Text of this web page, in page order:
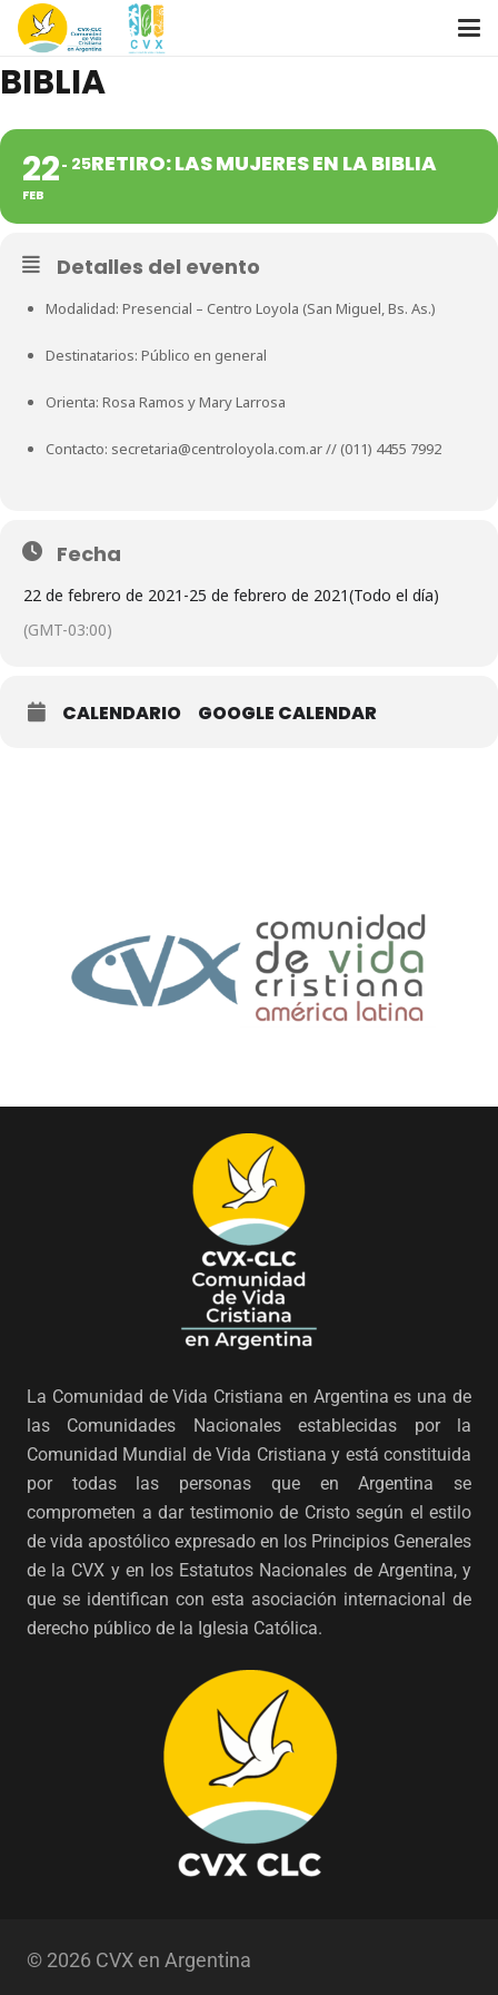
RETIRO: LAS MUJERES EN LA
BIBLIA
22
FEB
25RETIRO: LAS MUJERES EN LA BIBLIA
Detalles del evento
Modalidad: Presencial – Centro Loyola (San Miguel, Bs. As.)
Destinatarios: Público en general
Orienta: Rosa Ramos y Mary Larrosa
Contacto: secretaria@centroloyola.com.ar// (011) 4455 7992
Fecha
22 de febrero de 2021 -25 de febrero de 2021(Todo el día)
(GMT-03:00)
CALENDARIO GOOGLE CALENDAR
La Comunidad de Vida Cristiana en Argentina es una de
las Comunidades Nacionales establecidas por la
Comunidad Mundial de Vida Cristiana y está constituida
por todas las personas que en Argentina se
comprometen a dar testimonio de Cristo según el estilo
de vida apostólico expresado en los Principios Generales
de la CVX y en los Estatutos Nacionales de Argentina, y
que se identifican con esta asociación internacional de
derecho público de la Iglesia Católica.
© 2026 CVX en Argentina